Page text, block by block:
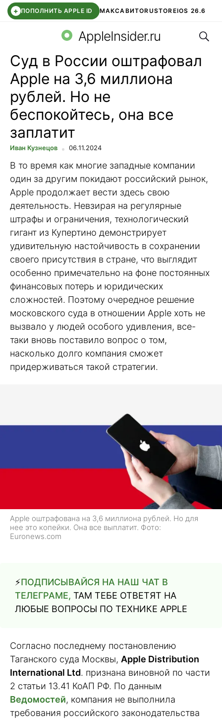
+ ПОПОЛНИТЬ APPLE ID МАКСАВИТОRUSTOREIOS 26.6
СБЕР КИДС ВТБ ОНЛАЙН ЧАТ В ROBLOX
AppleInsider.ru
Суд в России оштрафовал
Apple на 3,6 миллиона
рублей. Но не
беспокойтесь, она все
заплатит
Иван Кузнецов 06.11.2024
В то время как многие западные компании
один за другим покидают российский рынок,
Apple продолжает вести здесь свою
деятельность. Невзирая на регулярные
штрафы и ограничения, технологический
гигант из Купертино демонстрирует
удивительную настойчивость в сохранении
своего присутствия в стране, что выглядит
особенно примечательно на фоне постоянных
финансовых потерь и юридических
сложностей. Поэтому очередное решение
московского суда в отношении Apple хоть не
вызвало у людей особого удивления, все-
таки вновь поставило вопрос о том,
насколько долго компания сможет
придерживаться такой стратегии.
Apple оштрафована на 3,6 миллиона рублей. Но для
нее это копейки. Она все выплатит. Фото:
Euronews.com
⚡️ПОДПИСЫВАЙСЯ НА НАШ ЧАТ В
ТЕЛЕГРАМЕ, ТАМ ТЕБЕ ОТВЕТЯТ НА
ЛЮБЫЕ ВОПРОСЫ ПО ТЕХНИКЕ APPLE
Согласно последнему постановлению
Таганского суда Москвы, Apple Distribution
International Ltd. признана виновной по части
2 статьи 13.41 КоАП РФ. По данным
Ведомостей, компания не выполнила
требования российского законодательства